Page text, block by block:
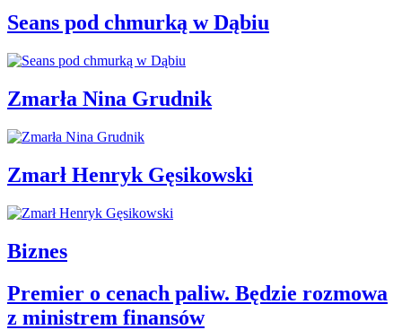
Seans pod chmurką w Dąbiu
Zmarła Nina Grudnik
Zmarł Henryk Gęsikowski
Biznes
Premier o cenach paliw. Będzie rozmowa
z ministrem finansów